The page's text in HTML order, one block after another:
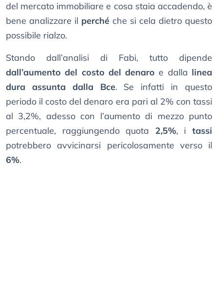
del mercato immobiliare e cosa staia accadendo, è
bene analizzare il perché che si cela dietro questo
possibile rialzo.
Stando dall’analisi di Fabi, tutto dipende
dall’aumento del costo del denaro e dalla linea
dura assunta dalla Bce. Se infatti in questo
periodo il costo del denaro era pari al 2% con tassi
al 3,2%, adesso con l’aumento di mezzo punto
percentuale, raggiungendo quota 2,5%, itassi
potrebbero avvicinarsi pericolosamente verso il
6%.